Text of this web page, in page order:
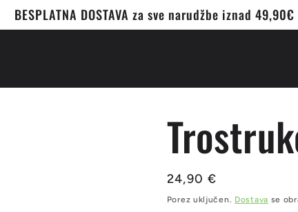
BESPLATNA DOSTAVA za sve narudžbe iznad 49,90€
Redovna
cijena
24,90 €
Porez uključen. Dostava se